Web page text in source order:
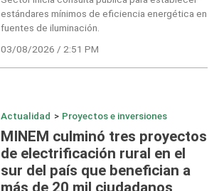
estándares mínimos de eficiencia energética en
fuentes de iluminación.
03/08/2026 / 2:51 PM
Actualidad > Proyectos e inversiones
MINEM culminó tres proyectos
de electrificación rural en el
sur del país que benefician a